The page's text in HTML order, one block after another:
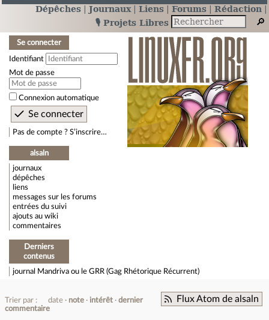
Dépêches Journaux Liens Forums
Rédaction
🎙️ Projets Libres
Se connecter
Identifiant
Mot de passe
Connexion automatique
Pas de compte ? S’inscrire…
alsaln
journaux
dépêches
liens
messages sur les forums
entrées du suivi
ajouts au wiki
commentaires
Derniers
contenus
journal Mandriva ou le GRR (Gag Rhétorique Récurrent)
Flux Atom de alsaln
Trier par : date note intérêt
dernier
commentaire